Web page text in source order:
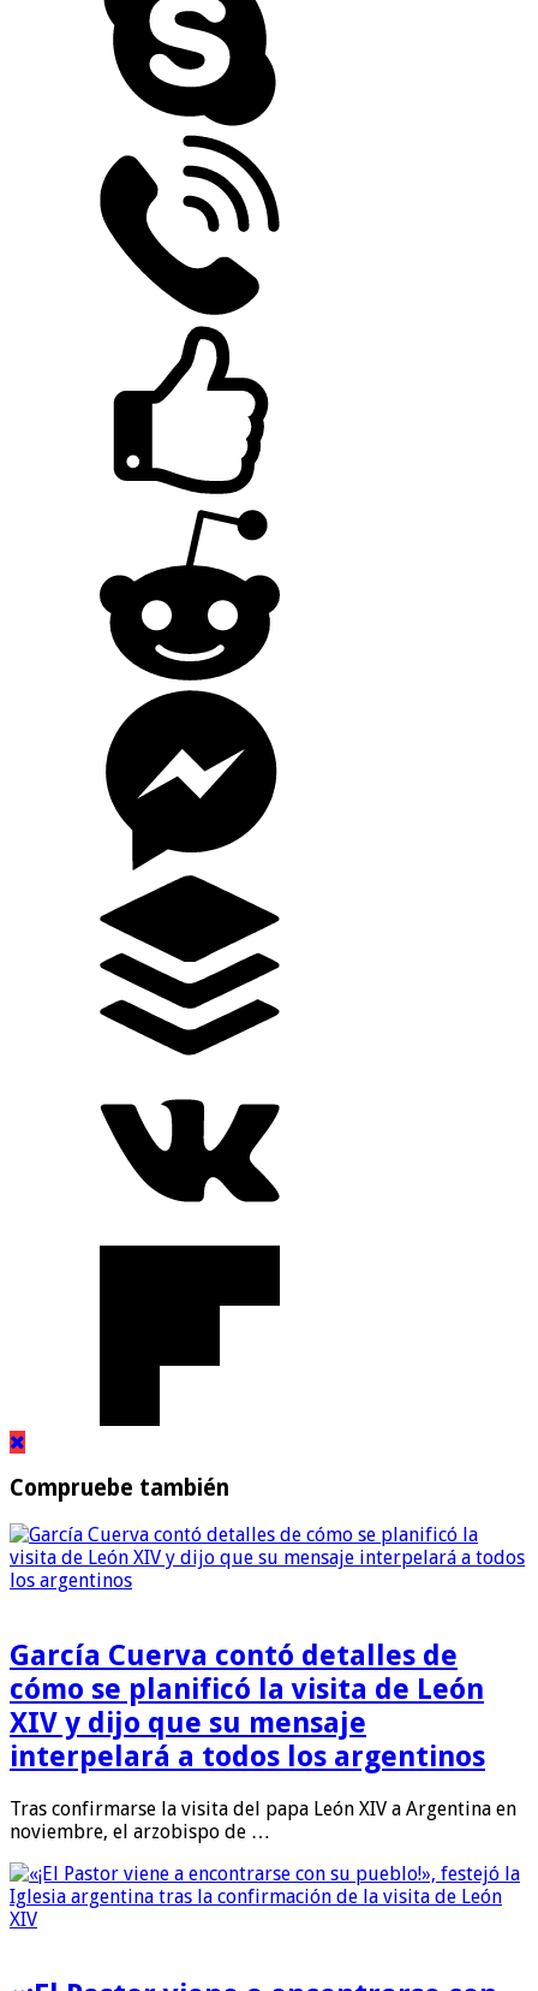
Compruebe también
García Cuerva contó detalles de
cómo se planificó la visita de León
XIV y dijo que su mensaje
interpelará a todos los argentinos
Tras confirmarse la visita del papa León XIV a Argentina en
noviembre, el arzobispo de …